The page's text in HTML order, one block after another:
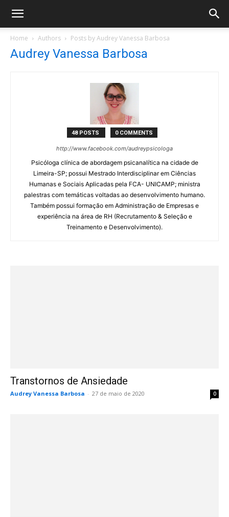
Home Authors Posts by Audrey Vanessa Barbosa
Audrey Vanessa Barbosa
48 POSTS 0 COMMENTS
http://www.facebook.com/audreypsicologa
Psicóloga clínica de abordagem psicanalítica na cidade de
Limeira-SP; possui Mestrado Interdisciplinar em Ciências
Humanas e Sociais Aplicadas pela FCA- UNICAMP; ministra
palestras com temáticas voltadas ao desenvolvimento humano.
Também possui formação em Administração de Empresas e
experiência na área de RH (Recrutamento & Seleção e
Treinamento e Desenvolvimento).
Transtornos de Ansiedade
Audrey Vanessa Barbosa - 27 de maio de 2020 0